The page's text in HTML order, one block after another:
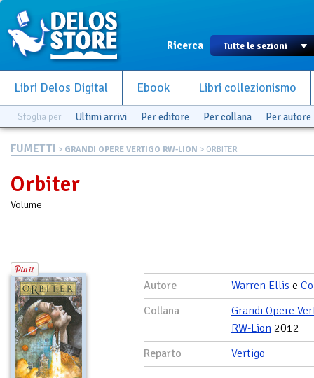
Ricerca
Libri Delos Digital Ebook Libri collezionismo
Sfoglia per Ultimi arrivi Per editore Per collana Per autore
FUMETTI > GRANDI OPERE VERTIGO RW-LION > ORBITER
Orbiter
Volume
Autore Warren Ellis e
Collana
Grandi Opere
RW-Lion 2012
Reparto
Vertigo